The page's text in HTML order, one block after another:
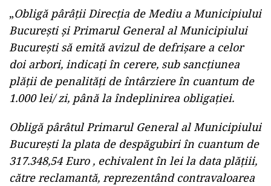
„Obligă pârâții Direcția de Mediu a Municipiului
București și Primarul General al Municipiului
București să emită avizul de defrișare a celor
doi arbori, indicați în cerere, sub sancțiunea
plății de penalități de întârziere în cuantum de
1.000 lei/ zi, până la îndeplinirea obligației.
Obligă pârâtul Primarul General al Municipiului
București la plata de despăgubiri în cuantum de
317.348,54 Euro , echivalent în lei la data plățiii,
către reclamantă, reprezentând contravaloarea